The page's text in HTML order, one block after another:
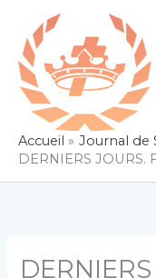
contenu
Accueil
Journal de
DERNIERS JOURS.